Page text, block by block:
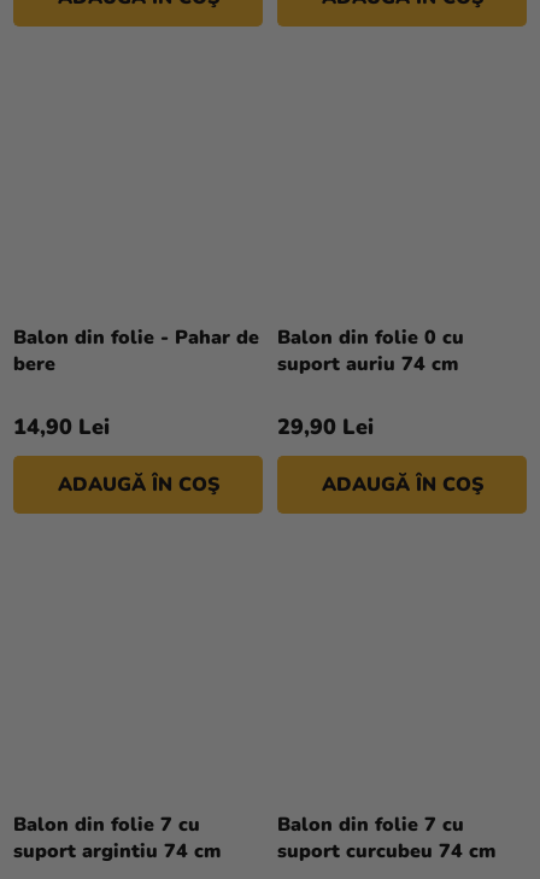
Balon din folie - Pahar de
bere
14,90 Lei
ADAUGĂ ÎN COŞ
Balon din folie 0 cu
suport auriu 74 cm
29,90 Lei
ADAUGĂ ÎN COŞ
Balon din folie 7 cu
suport argintiu 74 cm
Balon din folie 7 cu
suport curcubeu 74 cm